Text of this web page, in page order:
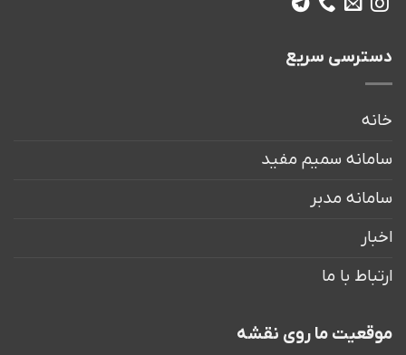
دسترسی سریع
خانه
سامانه سمیم مفید
سامانه مدبر
اخبار
ارتباط با ما
موقعیت ما روی نقشه